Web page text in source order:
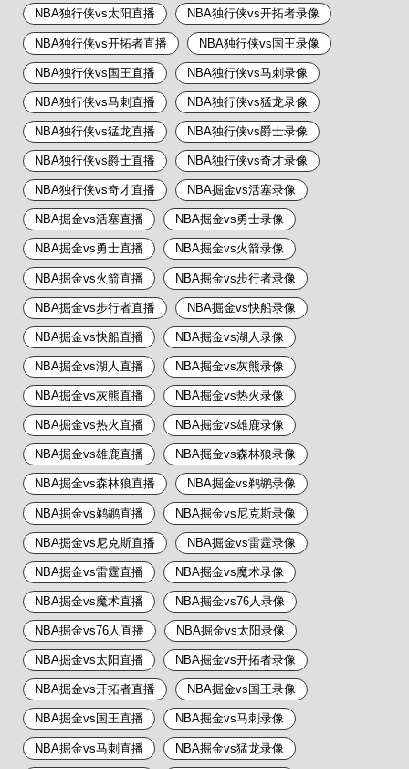
NBA独行侠vs太阳直播 NBA独行侠vs开拓者录像
NBA独行侠vs开拓者直播 NBA独行侠vs国王录像
NBA独行侠vs国王直播 NBA独行侠vs马刺录像
NBA独行侠vs马刺直播 NBA独行侠vs猛龙录像
NBA独行侠vs猛龙直播 NBA独行侠vs爵士录像
NBA独行侠vs爵士直播 NBA独行侠vs奇才录像
NBA独行侠vs奇才直播 NBA掘金vs活塞录像
NBA掘金vs活塞直播 NBA掘金vs勇士录像
NBA掘金vs勇士直播 NBA掘金vs火箭录像
NBA掘金vs火箭直播 NBA掘金vs步行者录像
NBA掘金vs步行者直播 NBA掘金vs快船录像
NBA掘金vs快船直播 NBA掘金vs湖人录像
NBA掘金vs湖人直播 NBA掘金vs灰熊录像
NBA掘金vs灰熊直播 NBA掘金vs热火录像
NBA掘金vs热火直播 NBA掘金vs雄鹿录像
NBA掘金vs雄鹿直播 NBA掘金vs森林狼录像
NBA掘金vs森林狼直播 NBA掘金vs鹈鹕录像
NBA掘金vs鹈鹕直播 NBA掘金vs尼克斯录像
NBA掘金vs尼克斯直播 NBA掘金vs雷霆录像
NBA掘金vs雷霆直播 NBA掘金vs魔术录像
NBA掘金vs魔术直播 NBA掘金vs76人录像
NBA掘金vs76人直播 NBA掘金vs太阳录像
NBA掘金vs太阳直播 NBA掘金vs开拓者录像
NBA掘金vs开拓者直播 NBA掘金vs国王录像
NBA掘金vs国王直播 NBA掘金vs马刺录像
NBA掘金vs马刺直播 NBA掘金vs猛龙录像